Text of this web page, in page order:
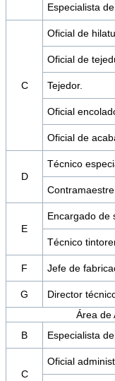
Especialista
C
Oficial de
Oficial de
Tejedor.
Oficial
Oficial de
D
Técnico
Contramaestre.
E
Encargado de
Técnico
F
Jefe de
G
Director
Área de
B
Especialista
C
Oficial